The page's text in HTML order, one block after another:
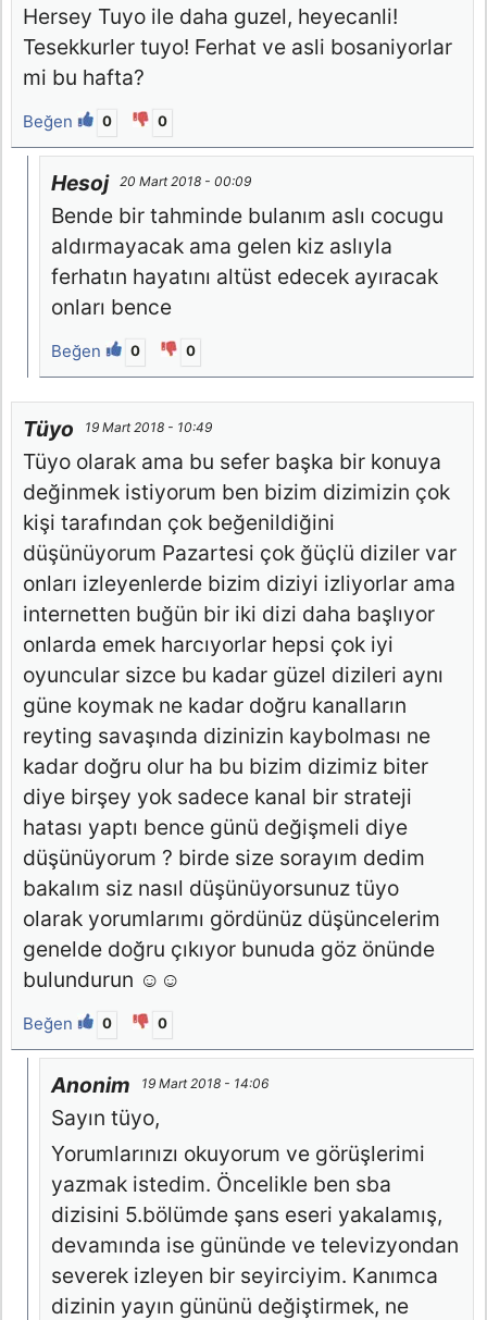
Hersey Tuyo ile daha guzel, heyecanli!
Tesekkurler tuyo! Ferhat ve asli bosaniyorlar
mi bu hafta?
Beğen 0 0
Hesoj 20 Mart 2018 - 00:09
Bende bir tahminde bulanım aslı cocugu
aldırmayacak ama gelen kiz aslıyla
ferhatın hayatını altüst edecek ayıracak
onları bence
Beğen 0 0
Tüyo 19 Mart 2018 - 10:49
Tüyo olarak ama bu sefer başka bir konuya
değinmek istiyorum ben bizim dizimizin çok
kişi tarafından çok beğenildiğini
düşünüyorum Pazartesi çok ğüçlü diziler var
onları izleyenlerde bizim diziyi izliyorlar ama
internetten buğün bir iki dizi daha başlıyor
onlarda emek harcıyorlar hepsi çok iyi
oyuncular sizce bu kadar güzel dizileri aynı
güne koymak ne kadar doğru kanalların
reyting savaşında dizinizin kaybolması ne
kadar doğru olur ha bu bizim dizimiz biter
diye birşey yok sadece kanal bir strateji
hatası yaptı bence günü değişmeli diye
düşünüyorum ? birde size sorayım dedim
bakalım siz nasıl düşünüyorsunuz tüyo
olarak yorumlarımı gördünüz düşüncelerim
genelde doğru çıkıyor bunuda göz önünde
bulundurun ☺️☺️
Beğen 0 0
Anonim 19 Mart 2018 - 14:06
Sayın tüyo,
Yorumlarınızı okuyorum ve görüşlerimi
yazmak istedim. Öncelikle ben sba
dizisini 5.bölümde şans eseri yakalamış,
devamında ise gününde ve televizyondan
severek izleyen bir seyirciyim. Kanımca
dizinin yayın gününü değiştirmek, ne